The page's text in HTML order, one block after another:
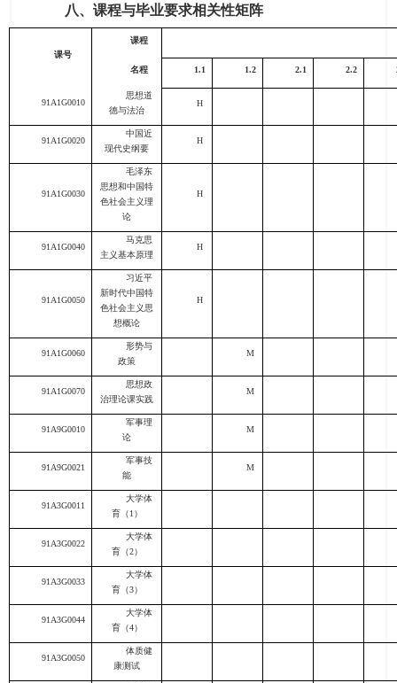
八、课程与毕业要求相关性矩阵
课号
课程
名程 1.1 1.2 2.1 2.2
91A1G0010
思想道
德与法治
H
91A1G0020
中国近
现代史纲要
H
91A1G0030
毛泽东
思想和中国特
色社会主义理
论
H
91A1G0040
马克思
主义基本原理
H
91A1G0050
习近平
新时代中国特
色社会主义思
想概论
H
91A1G0060
形势与
政策
M
91A1G0070
思想政
治理论课实践
M
91A9G0010
军事理
论
M
91A9G0021
军事技
能
M
91A3G0011
大学体
育（1 ）
91A3G0022
大学体
育（2）
91A3G0033
大学体
育（3）
91A3G0044
大学体
育（4）
91A3G0050
体质健
康测试